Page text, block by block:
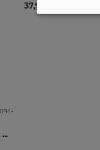
Selecciona
37,91 €
Zapatillas Cómodo De Niño NIKE Dd1094-008 Color Gris